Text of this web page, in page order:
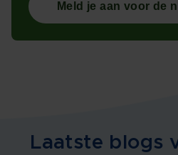
Meld je aan voor de
Laatste blogs